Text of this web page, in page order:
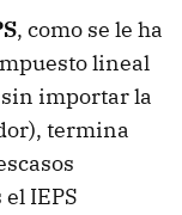
, como se le ha
lineal
importar la
termina
IEPS